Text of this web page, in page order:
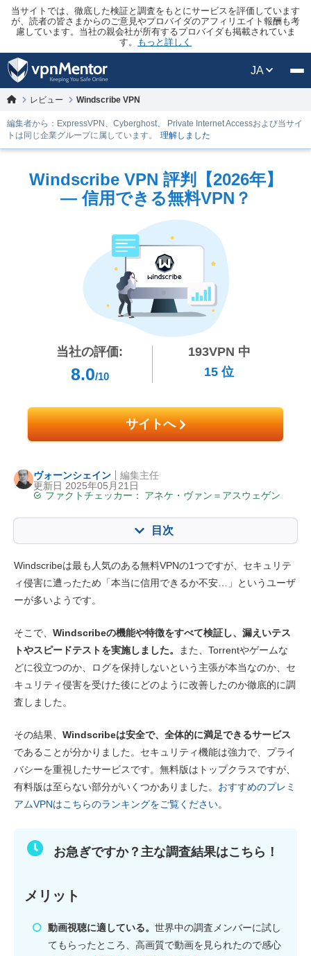
当サイトでは、徹底した検証と調査をもとにサービスを評価しています
が、読者の皆さまからのご意見やプロバイダのアフィリエイト報酬も考
慮しています。当社の親会社が所有するプロバイダも掲載されていま
す。
もっと詳しく
JA
レビュー Windscribe VPN
編集者から：ExpressVPN、Cyberghost、 Private Internet Accessおよび当サイ
トは同じ企業グループに属しています。
理解しました
Windscribe VPN 評判【2026年】
— 信用できる無料VPN？
当社の評価:
8.0/10
193VPN 中
15位
サイトへ
ヴォーンシェイン
更新日 2025年05月21日
ファクトチェッカー：
アネケ・ヴァン＝アスウェゲン
編集主任
目次
主な特徴 8.6
動画の視聴
速度 7.8
ゲーム 8.4
サーバーネットワーク 7.0
セキュリティ
トレント 4.0
インストール・アプリ 8.8
8.0
Windscribeは最も人気のある無料VPNの1つですが、セキュリテ
ィ侵害に遭ったため「本当に信用できるか不安…」というユーザ
ーが多いようです。
そこで、 Windscribeの機能や特徴をすべて検証し、漏えいテス
トやスピードテストを実施しました。
また、Torrentやゲームな
どに役立つのか、ログを保持しないという主張が本当なのか、セ
キュリティ侵害を受けた後にどのように改善したのか徹底的に調
査しました。
その結果、 Windscribeは安全で、全体的に満足できるサービス
であることが分かりました。セキュリティ機能は強力で、プライ
バシーを重視したサービスです。無料版はトップクラスですが、
有料版は至らない部分がいくつかありました。 おすすめのプレミ
アムVPNはこちらのランキングをご覧ください。
お急ぎですか？主な調査結果はこちら！
メリット
動画視聴に適している。 世界中の調査メンバーに試し
てもらったところ、高画質で動画を見られたので感心